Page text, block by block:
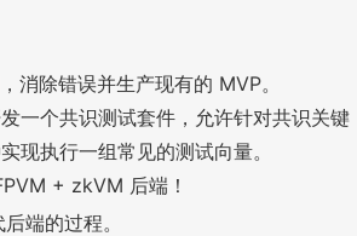
，消除错误并生产现有的 MVP。
一个共识测试套件，允许针对共识关键
现执行一组常见的测试向量。
+ zkVM 后端！
端的过程。